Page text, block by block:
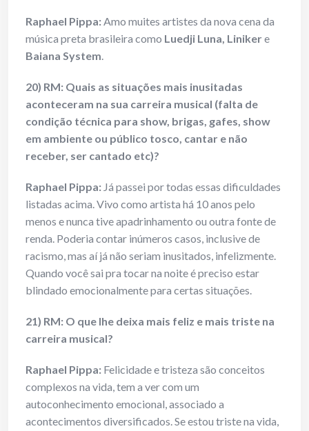
Raphael Pippa:Amo muites artistes da nova cena da
música preta brasileira como Luedji Luna, Linikere
Baiana System.
20) RM: Quais as situações mais inusitadas
aconteceram na sua carreira musical (falta de
condição técnica para show, brigas, gafes, show
em ambiente ou público tosco, cantar e não
receber, ser cantado etc)?
Raphael Pippa: Já passei por todas essas dificuldades
listadas acima. Vivo como artista há 10 anos pelo
menos e nunca tive apadrinhamento ou outra fonte de
renda. Poderia contar inúmeros casos, inclusive de
racismo, mas aí já não seriam inusitados, infelizmente.
Quando você sai pra tocar na noite é preciso estar
blindado emocionalmente para certas situações.
21) RM: O que lhe deixa mais feliz e mais triste na
carreira musical?
Raphael Pippa: Felicidade e tristeza são conceitos
complexos na vida, tem a ver com um
autoconhecimento emocional, associado a
acontecimentos diversificados. Se estou triste na vida,